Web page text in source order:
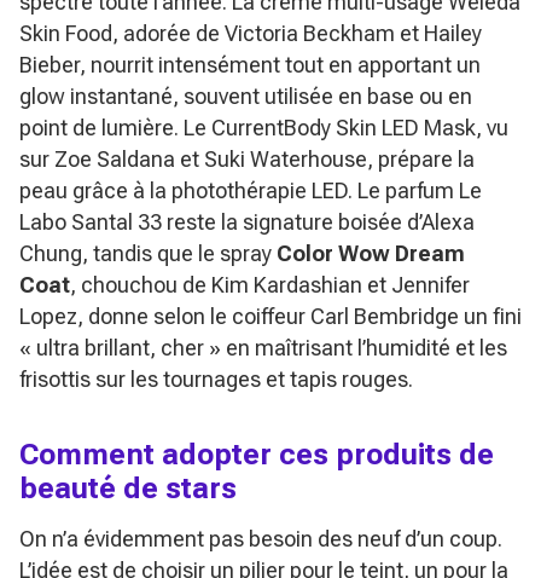
Skin Food, adorée de Victoria Beckham et Hailey
Bieber, nourrit intensément tout en apportant un
glow instantané, souvent utilisée en base ou en
point de lumière. Le CurrentBody Skin LED Mask, vu
sur Zoe Saldana et Suki Waterhouse, prépare la
peau grâce à la photothérapie LED. Le parfum Le
Labo Santal 33 reste la signature boisée d’Alexa
Chung, tandis que le spray Color Wow Dream
Coat, chouchou de Kim Kardashian et Jennifer
Lopez, donne selon le coiffeur Carl Bembridge un fini
« ultra brillant, cher » en maîtrisant l’humidité et les
frisottis sur les tournages et tapis rouges.
Comment adopter ces produits de
beauté de stars
On n’a évidemment pas besoin des neuf d’un coup.
L’idée est de choisir un pilier pour le teint, un pour la